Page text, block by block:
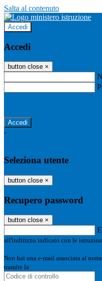
Salta al contenuto
Accedi
Accedi
button close ×
-
Seleziona utente
button close ×
Recupero password
button close ×
all'indirizzo indicato con le
Non hai una e-mail associata al
tramite la